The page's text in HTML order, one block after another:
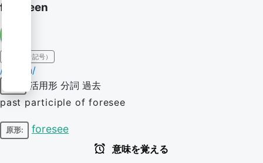
foreseen
IPA（発音記号）
/fɔɹˈsiːn/
活用形 分詞 過去
past participle of foresee
原形: foresee
意味を覚える